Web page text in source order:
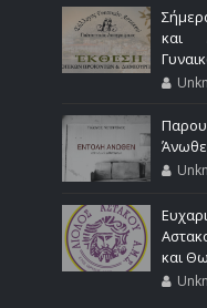
και
και